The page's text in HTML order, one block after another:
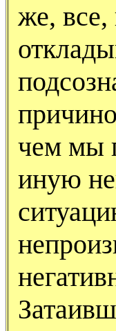
же, все,
чем мы
иную